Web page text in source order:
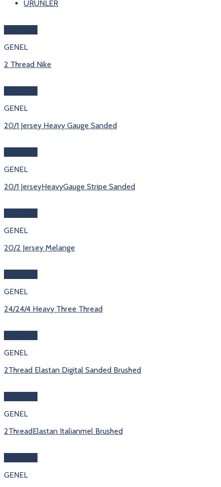
ÜRÜNLER
GENEL
2 Thread Nike
GENEL
20/1 Jersey Heavy Gauge Sanded
GENEL
20/1 JerseyHeavyGauge Stripe Sanded
GENEL
20/2 Jersey Melange
GENEL
24/24/4 Heavy Three Thread
GENEL
2Thread Elastan Digital Sanded Brushed
GENEL
2ThreadElastan Italianmel Brushed
GENEL